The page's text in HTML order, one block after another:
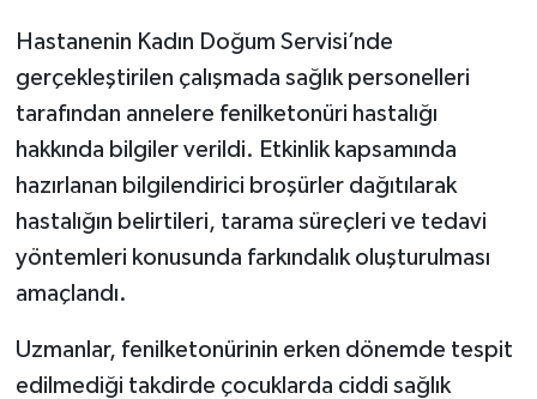
Hastanenin Kadın Doğum Servisi’nde
gerçekleştirilen çalışmada sağlık personelleri
tarafından annelere fenilketonüri hastalığı
hakkında bilgiler verildi. Etkinlik kapsamında
hazırlanan bilgilendirici broşürler dağıtılarak
hastalığın belirtileri, tarama süreçleri ve tedavi
yöntemleri konusunda farkındalık oluşturulması
amaçlandı.
Uzmanlar, fenilketonürinin erken dönemde tespit
edilmediği takdirde çocuklarda ciddi sağlık